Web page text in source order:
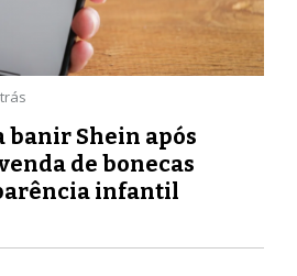
banir Shein após
de bonecas
infantil